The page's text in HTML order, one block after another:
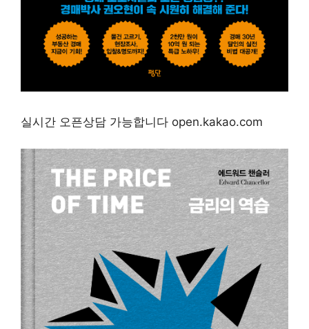
실시간 오픈상담 가능합니다 open.kakao.com